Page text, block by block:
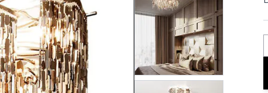
View larger image